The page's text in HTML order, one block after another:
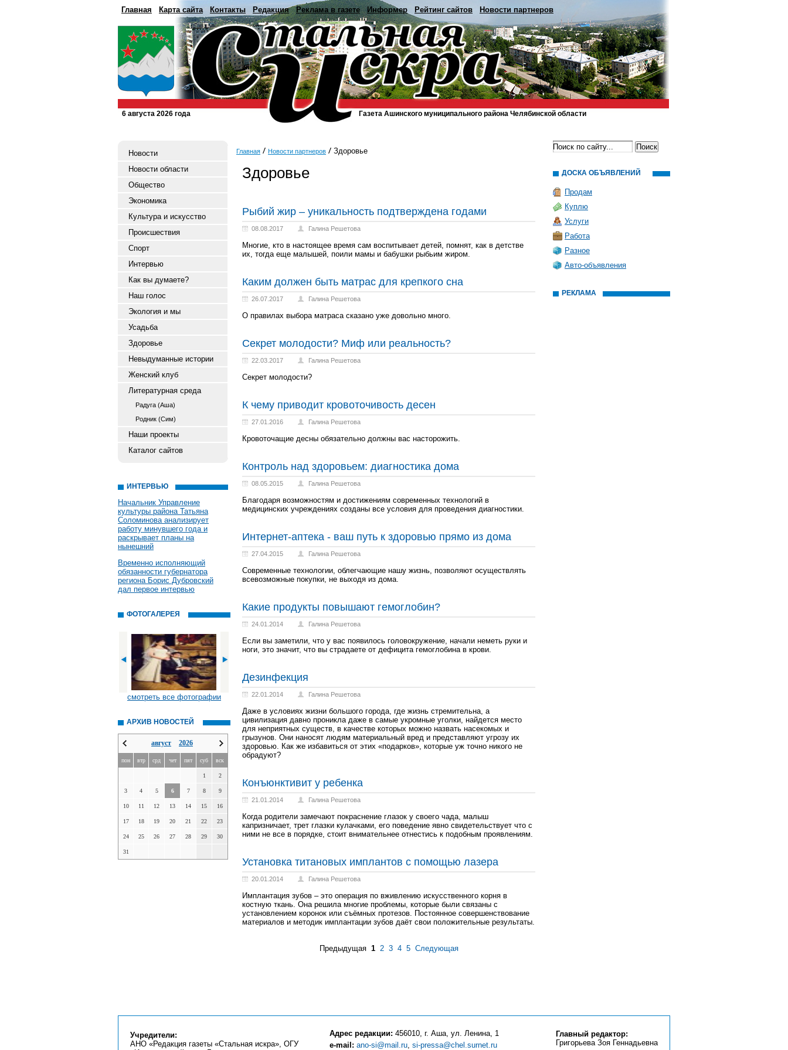
Главная Карта сайта Контакты Редакция Реклама в газете Информер Рейтинг сайтов Новости партнеров
6 августа 2026 года Газета Ашинского муниципального района Челябинской области
Новости
Новости области
Общество
Экономика
Культура и искусство
Происшествия
Спорт
Интервью
Как вы думаете?
Наш голос
Экология и мы
Усадьба
Здоровье
Невыдуманные истории
Женский клуб
Литературная среда
Радуга (Аша)
Родник (Сим)
Наши проекты
Каталог сайтов
ИНТЕРВЬЮ
Начальник Управление
культуры района Татьяна
Соломинова анализирует
работу минувшего года и
раскрывает планы на
нынешний
Временно исполняющий
обязанности губернатора
региона Борис Дубровский
дал первое интервью
ФОТОГАЛЕРЕЯ
смотреть все фотографии
АРХИВ НОВОСТЕЙ
август 2026
пон втр срд чет пят суб вск
1 2
3 4 5 6 7 8 9
10 11 12 13 14 15 16
17 18 19 20 21 22 23
24 25 26 27 28 29 30
31
Главная Новости партнеров Здоровье
Здоровье
Рыбий жир – уникальность подтверждена годами
08.08.2017 Галина Решетова
Многие, кто в настоящее время сам воспитывает детей, помнят, как в детстве
их, тогда еще малышей, поили мамы и бабушки рыбьим жиром.
Каким должен быть матрас для крепкого сна
26.07.2017 Галина Решетова
О правилах выбора матраса сказано уже довольно много.
Секрет молодости? Миф или реальность?
22.03.2017 Галина Решетова
Секрет молодости?
К чему приводит кровоточивость десен
27.01.2016 Галина Решетова
Кровоточащие десны обязательно должны вас насторожить.
Контроль над здоровьем: диагностика дома
08.05.2015 Галина Решетова
Благодаря возможностям и достижениям современных технологий в
медицинских учреждениях созданы все условия для проведения диагностики.
Интернет-аптека - ваш путь к здоровью прямо из дома
27.04.2015 Галина Решетова
Современные технологии, облегчающие нашу жизнь, позволяют осуществлять
всевозможные покупки, не выходя из дома.
Какие продукты повышают гемоглобин?
24.01.2014 Галина Решетова
Если вы заметили, что у вас появилось головокружение, начали неметь руки и
ноги, это значит, что вы страдаете от дефицита гемоглобина в крови.
Дезинфекция
22.01.2014 Галина Решетова
Даже в условиях жизни большого города, где жизнь стремительна, а
цивилизация давно проникла даже в самые укромные уголки, найдется место
для неприятных существ, в качестве которых можно назвать насекомых и
грызунов. Они наносят людям материальный вред и представляют угрозу их
здоровью. Как же избавиться от этих «подарков», которые уж точно никого не
обрадуют?
Конъюнктивит у ребенка
21.01.2014 Галина Решетова
Когда родители замечают покраснение глазок у своего чада, малыш
капризничает, трет глазки кулачками, его поведение явно свидетельствует что с
ними не все в порядке, стоит внимательнее отнестись к подобным проявлениям.
Установка титановых имплантов с помощью лазера
20.01.2014 Галина Решетова
Имплантация зубов – это операция по вживлению искусственного корня в
костную ткань. Она решила многие проблемы, которые были связаны с
установлением коронок или съёмных протезов. Постоянное совершенствование
материалов и методик имплантации зубов даёт свои положительные результаты.
Предыдущая 1 2 3 4 5 Следующая
ДОСКА ОБЪЯВЛЕНИЙ
Продам
Куплю
Услуги
Работа
Разное
Авто-объявления
РЕКЛАМА
Учредители:
АНО «Редакция газеты «Стальная искра», ОГУ
Адрес редакции: 456010, г. Аша, ул. Ленина, 1
e-mail: ano-si@mail.ru, si-pressa@chel.surnet.ru
Главный редактор:
Григорьева Зоя Геннадьевна